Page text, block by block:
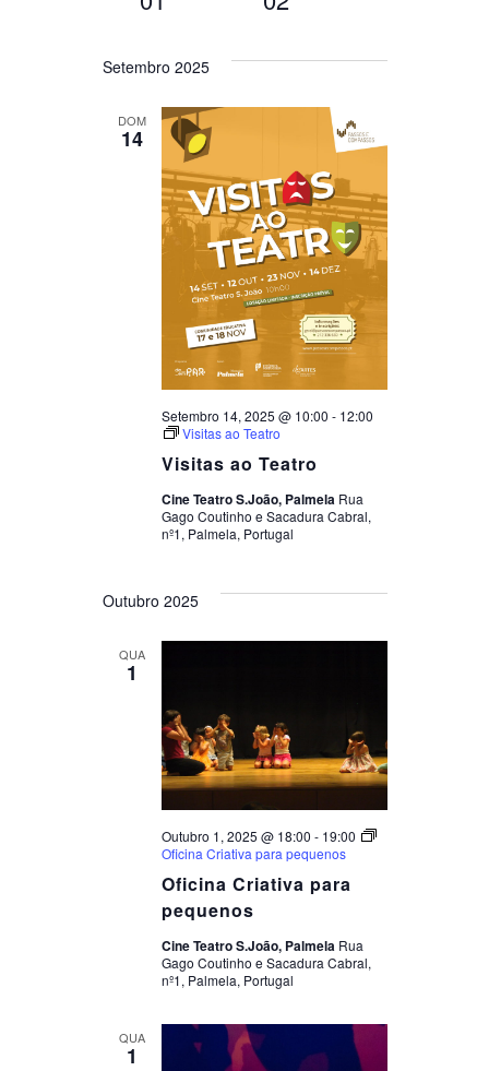
Data
data.
Setembro 2025
DOM
14
Visitas ao Teatro
Setembro 14, 2025 @ 10:00 - 12:00
Visitas ao Teatro
Cine Teatro S.João, Palmela Rua
Gago Coutinho e Sacadura Cabral,
nº1, Palmela, Portugal
Outubro 2025
QUA
1
Oficina Criativa para
pequenos
Outubro 1, 2025 @ 18:00 - 19:00
Oficina Criativa para pequenos
Cine Teatro S.João, Palmela Rua
Gago Coutinho e Sacadura Cabral,
nº1, Palmela, Portugal
QUA
1